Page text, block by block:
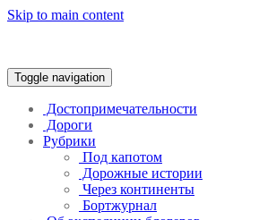
Skip to main content
Toggle navigation
Достопримечательности
Дороги
Рубрики
Под капотом
Дорожные истории
Через континенты
Бортжурнал